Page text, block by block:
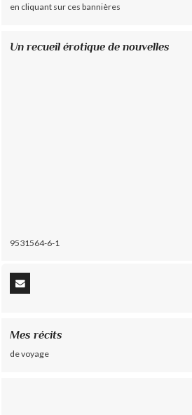
en cliquant sur ces bannières
Un recueil érotique de nouvelles
9531564-6-1
Mes récits
de voyage